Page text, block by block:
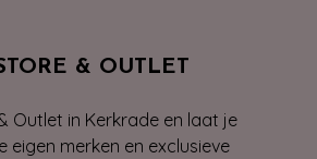
& OUTLET
Outlet in Kerkrade en laat je
eigen merken en exclusieve